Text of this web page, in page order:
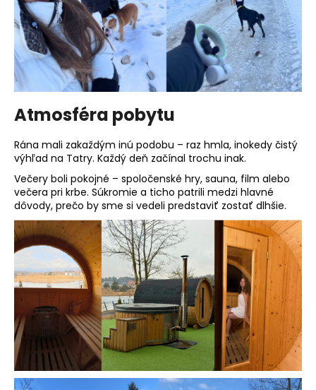
Atmosféra pobytu
Rána mali zakaždým inú podobu – raz hmla, inokedy čistý
výhľad na Tatry. Každý deň začínal trochu inak.
Večery boli pokojné – spoločenské hry, sauna, film alebo
večera pri krbe. Súkromie a ticho patrili medzi hlavné
dôvody, prečo by sme si vedeli predstaviť zostať dlhšie.